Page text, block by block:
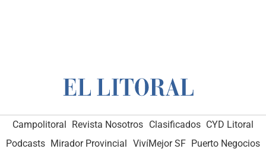
Campolitoral Revista Nosotros Clasificados CYD Litoral
Podcasts Mirador Provincial VivíMejor SF Puerto Negocios